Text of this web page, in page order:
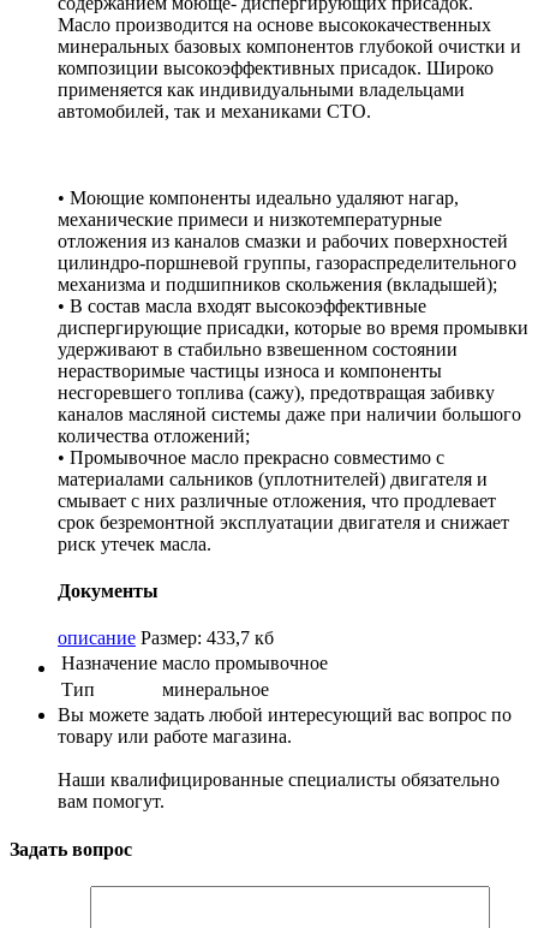
Масло производится на основе высококачественных
минеральных базовых компонентов глубокой очистки и
композиции высокоэффективных присадок. Широко
применяется как индивидуальными владельцами
автомобилей, так и механиками СТО.
• Моющие компоненты идеально удаляют нагар,
механические примеси и низкотемпературные
отложения из каналов смазки и рабочих поверхностей
цилиндро-поршневой группы, газораспределительного
механизма и подшипников скольжения (вкладышей);
• В состав масла входят высокоэффективные
диспергирующие присадки, которые во время промывки
удерживают в стабильно взвешенном состоянии
нерастворимые частицы износа и компоненты
несгоревшего топлива (сажу), предотвращая забивку
каналов масляной системы даже при наличии большого
количества отложений;
• Промывочное масло прекрасно совместимо с
материалами сальников (уплотнителей) двигателя и
смывает с них различные отложения, что продлевает
срок безремонтной эксплуатации двигателя и снижает
риск утечек масла.
Документы
описание Размер: 433,7 кб
Назначение масло промывочное
Тип
минеральное
Вы можете задать любой интересующий вас вопрос по
товару или работе магазина.
Наши квалифицированные специалисты обязательно
вам помогут.
Задать вопрос